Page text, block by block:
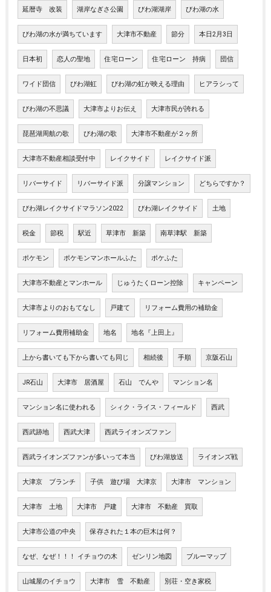
延暦寺 改装 湖岸なぎさ公園 びわ湖湖岸 びわ湖の水
びわ湖の水が満ちています 大津市不動産 節分 本日2月3日
日本初 恋人の聖地 住宅ローン 住宅ローン 持病 団信
ワイド団信 びわ湖虹 びわ湖の虹が映える理由 ヒアラシって
びわ湖の不思議 大津市よりお伝え 大津市民が誇れる
琵琶湖周航の歌 びわ湖の歌 大津市不動産が２ヶ所
大津市不動産相談受付中 レイクサイド レイクサイド派
リバーサイド リバーサイド派 分譲マンション どちらですか？
びわ湖レイクサイドマラソン2022 びわ湖レイクサイド 土地
税金 節税 駅近 草津市 新築 南草津駅 新築
ポケモン ポケモンマンホールふた ポケふた
大津市不動産とマンホール じゅうたくローン控除 キャンペーン
大津市よりのおもてなし 戸建て リフォーム費用の補助金
リフォーム費用補助金 地名 地名『上田上』
上から書いても下から書いても同じ 相続後 手順 京阪石山
JR石山 大津市 居酒屋 石山 でんや マンション名
マンション名に使われる シィク・ライス・フィールド 西武
西武跡地 西武大津 西武ライオンズファン
西武ライオンズファンが多いって本当 びわ湖放送 ライオンズ戦
大津京 ブランチ 子供 遊び場 大津京 大津市 マンション
大津市 土地 大津市 戸建 大津市 不動産 買取
大津市公道の中央 保存された１本の巨木は何？
なぜ、なぜ！！！ イチョウの木 ゼンリン地図 ブルーマップ
山城屋のイチョウ 大津市 雪 不動産 別荘・空き家税